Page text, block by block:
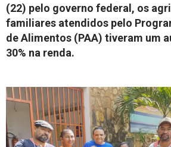
(22) pelo governo federal, os
familiares atendidos pelo
de Alimentos (PAA) tiveram um
30% na renda.